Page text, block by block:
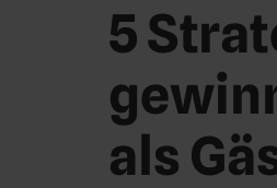
5
als